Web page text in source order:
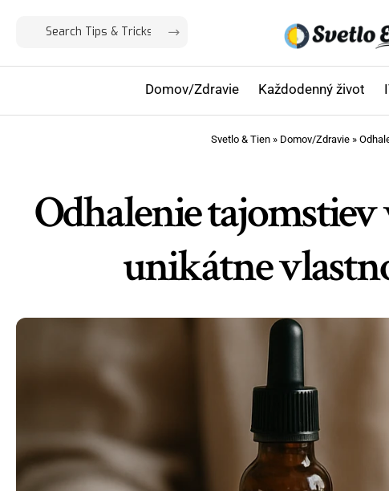
Domov/Zdravie Každodenný život
Svetlo & Tien» Domov/Zdravie»
Odhalenie
unikátne